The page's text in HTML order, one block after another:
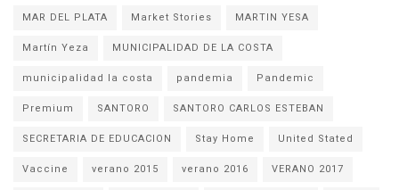
MAR DEL PLATA
Market Stories
MARTIN YESA
Martín Yeza
MUNICIPALIDAD DE LA COSTA
municipalidad la costa
pandemia
Pandemic
Premium
SANTORO
SANTORO CARLOS ESTEBAN
SECRETARIA DE EDUCACION
Stay Home
United Stated
Vaccine
verano 2015 verano 2016
VERANO 2017